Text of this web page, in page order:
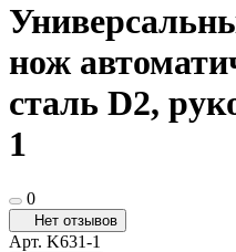
нож
сталь D2,
1
0
Нет отзывов
Арт. K631-1